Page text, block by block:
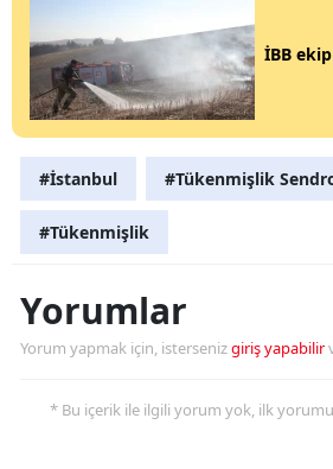
İBB
#İstanbul #Tükenmişlik
#Tükenmişlik
Yorumlar
Yorum yapmak için, istersenizgiriş yapabilir
* Bu içerik ile ilgili yorum yok, ilk yorumu